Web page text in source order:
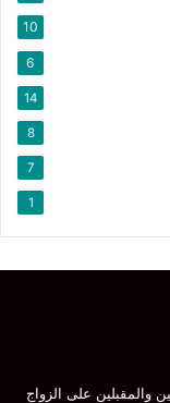
10
6
14
8
7
1
والمقبلين على الزواج